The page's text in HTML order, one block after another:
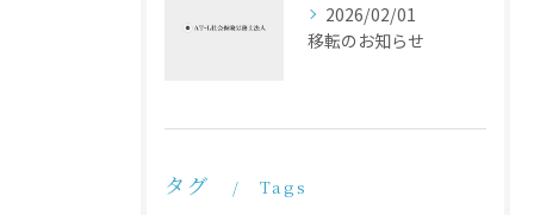
2026/02/01
移転のお知らせ
タグ Tags